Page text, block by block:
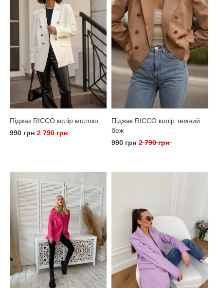
Піджак RICCO колір молоко
990 грн 2 790 грн
Піджак RICCO колір темний
беж
990 грн 2 790 грн